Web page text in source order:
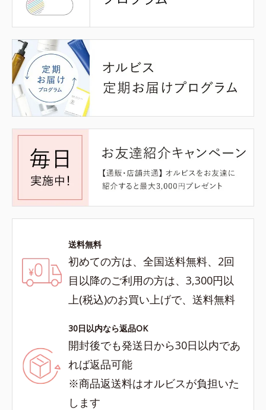
送料無料
初めての方は、全国送料無料、2回
目以降のご利用の方は、3,300円以
上(税込)のお買い上げで、送料無料
30日以内なら返品OK
開封後でも発送日から30日以内であ
れば返品可能
※商品返送料はオルビスが負担いた
します